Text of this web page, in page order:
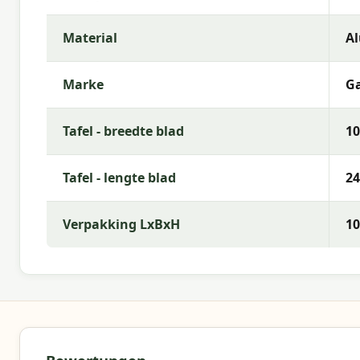
du die beste Wahl für deinen Außenbereich treffen
Material
Marke
Tafel - breedte blad
Tafel - lengte blad
Verpakking LxBxH